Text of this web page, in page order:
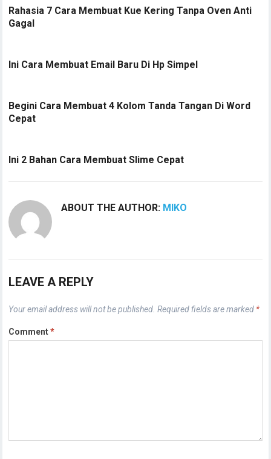
Rahasia 7 Cara Membuat Kue Kering Tanpa Oven Anti
Gagal
Ini Cara Membuat Email Baru Di Hp Simpel
Begini Cara Membuat 4 Kolom Tanda Tangan Di Word
Cepat
Ini 2 Bahan Cara Membuat Slime Cepat
ABOUT THE AUTHOR: MIKO
LEAVE A REPLY
Your email address will not be published. Required fields are marked *
Comment*